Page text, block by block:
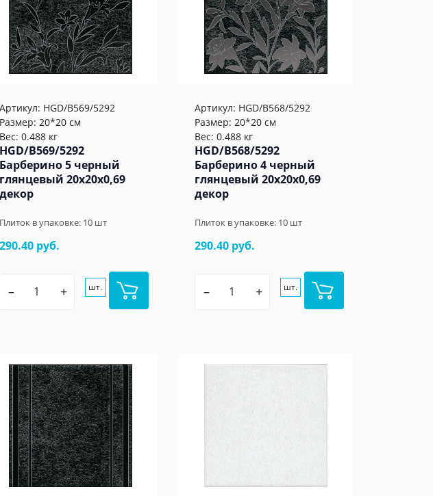
Артикул: HGD/B569/5292
Размер: 20*20 см
Вес: 0.488 кг
HGD/B569/5292
Барберино 5 черный
глянцевый 20x20x0,69
декор
Плиток в упаковке: 10 шт
290.40 руб.
– + шт.
Артикул: HGD/B568/5292
Размер: 20*20 см
Вес: 0.488 кг
HGD/B568/5292
Барберино 4 черный
глянцевый 20x20x0,69
декор
Плиток в упаковке: 10 шт
290.40 руб.
– + шт.